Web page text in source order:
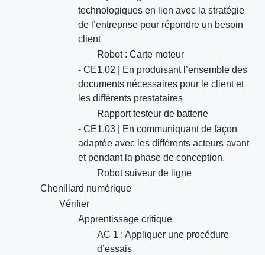
technologiques en lien avec la stratégie
de l’entreprise pour répondre un besoin
client
Robot : Carte moteur
- CE1.02 | En produisant l’ensemble des
documents nécessaires pour le client et
les différents prestataires
Rapport testeur de batterie
- CE1.03 | En communiquant de façon
adaptée avec les différents acteurs avant
et pendant la phase de conception.
Robot suiveur de ligne
Chenillard numérique
Vérifier
Apprentissage critique
AC 1 : Appliquer une procédure
d’essais